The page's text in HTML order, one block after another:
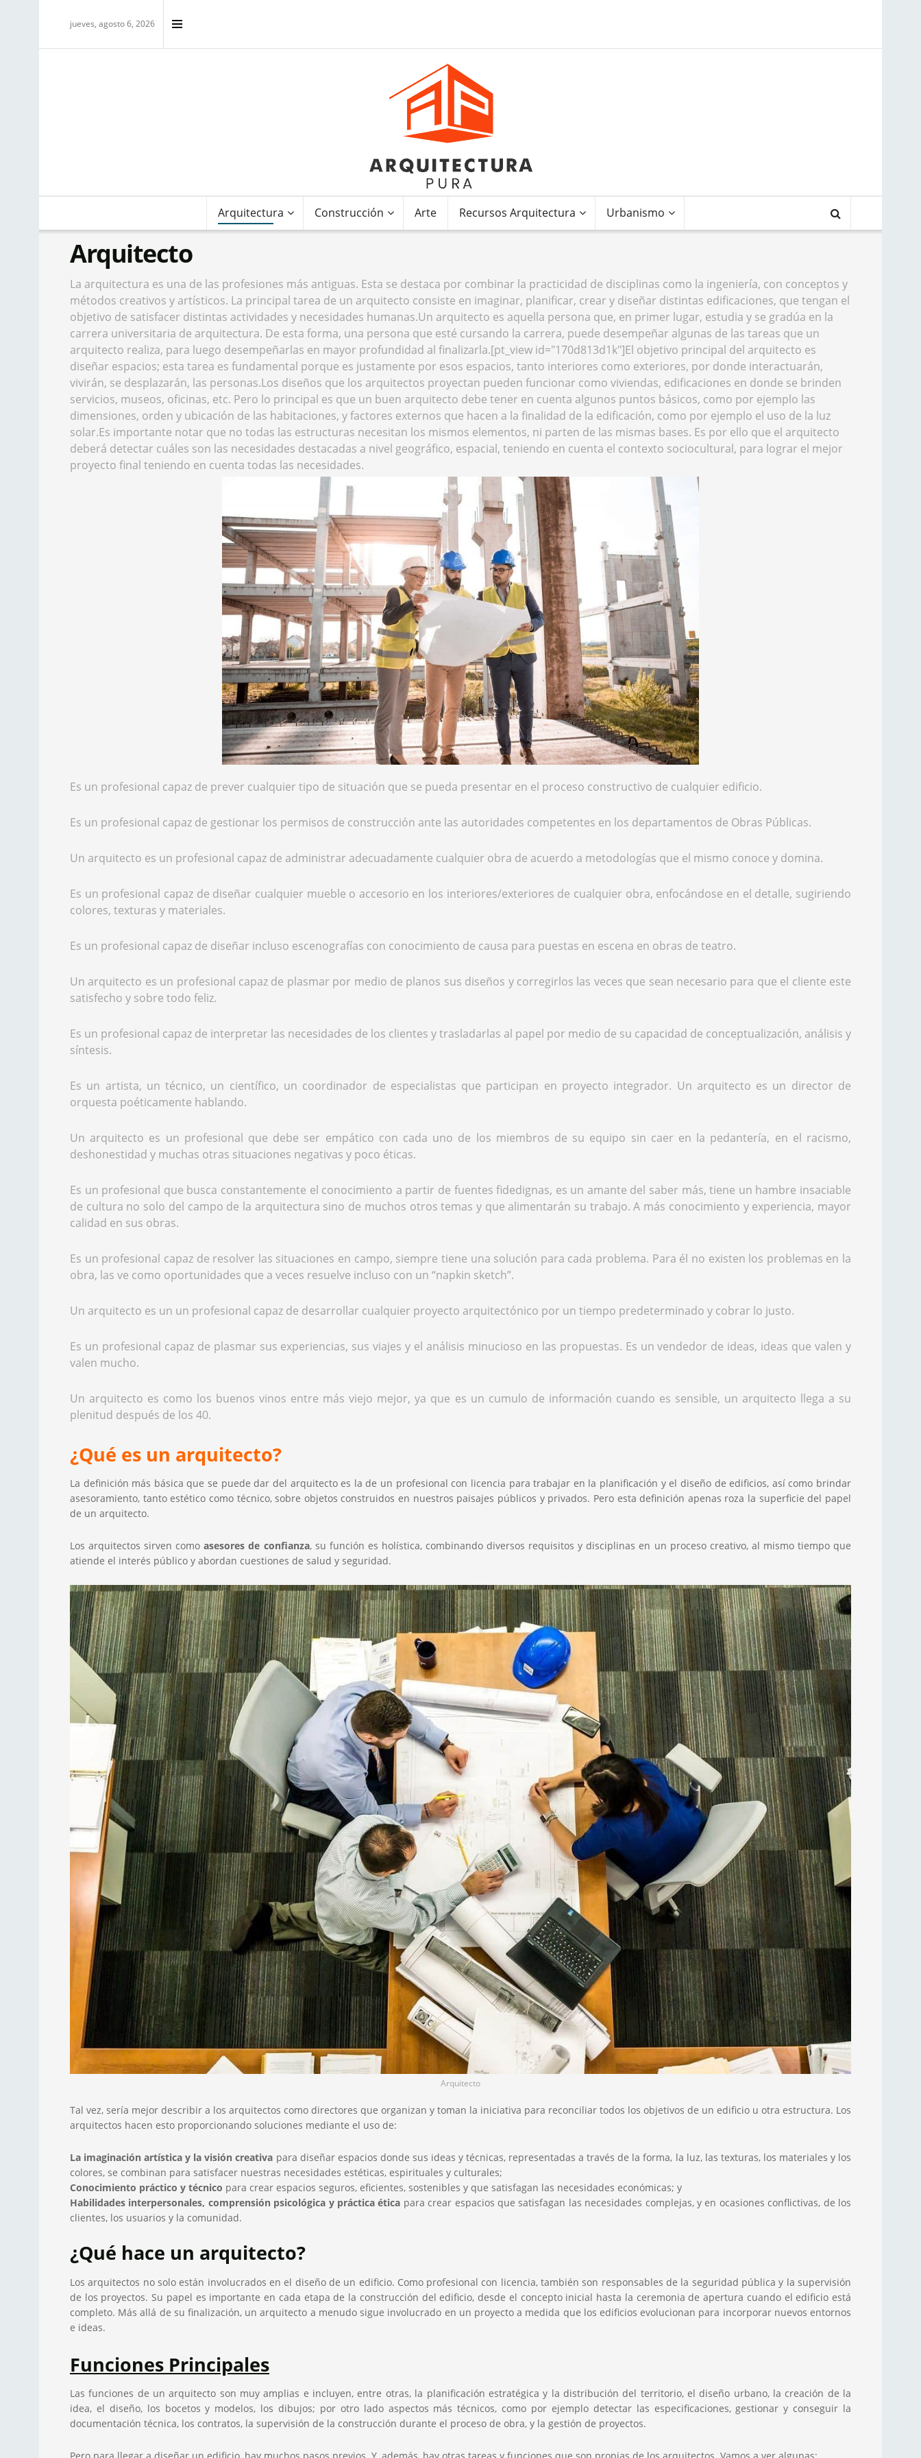
jueves, agosto 6, 2026
Arquitectura Construcción Arte Recursos Arquitectura Urbanismo
Arquitecto
La arquitectura es una de las profesiones más antiguas. Esta se destaca por combinar la practicidad de disciplinas como la ingeniería, con conceptos y
métodos creativos y artísticos. La principal tarea de un arquitecto consiste en imaginar, planificar, crear y diseñar distintas edificaciones, que tengan el
objetivo de satisfacer distintas actividades y necesidades humanas.Un arquitecto es aquella persona que, en primer lugar, estudia y se gradúa en la
carrera universitaria de arquitectura. De esta forma, una persona que esté cursando la carrera, puede desempeñar algunas de las tareas que un
arquitecto realiza, para luego desempeñarlas en mayor profundidad al finalizarla.[pt_view id="170d813d1k"]El objetivo principal del arquitecto es
diseñar espacios; esta tarea es fundamental porque es justamente por esos espacios, tanto interiores como exteriores, por donde interactuarán,
vivirán, se desplazarán, las personas.Los diseños que los arquitectos proyectan pueden funcionar como viviendas, edificaciones en donde se brinden
servicios, museos, oficinas, etc. Pero lo principal es que un buen arquitecto debe tener en cuenta algunos puntos básicos, como por ejemplo las
dimensiones, orden y ubicación de las habitaciones, y factores externos que hacen a la finalidad de la edificación, como por ejemplo el uso de la luz
solar.Es importante notar que no todas las estructuras necesitan los mismos elementos, ni parten de las mismas bases. Es por ello que el arquitecto
deberá detectar cuáles son las necesidades destacadas a nivel geográfico, espacial, teniendo en cuenta el contexto sociocultural, para lograr el mejor
proyecto final teniendo en cuenta todas las necesidades.
Es un profesional capaz de prever cualquier tipo de situación que se pueda presentar en el proceso constructivo de cualquier edificio.
Es un profesional capaz de gestionar los permisos de construcción ante las autoridades competentes en los departamentos de Obras Públicas.
Un arquitecto es un profesional capaz de administrar adecuadamente cualquier obra de acuerdo a metodologías que el mismo conoce y domina.
Es un profesional capaz de diseñar cualquier mueble o accesorio en los interiores/exteriores de cualquier obra, enfocándose en el detalle, sugiriendo
colores, texturas y materiales.
Es un profesional capaz de diseñar incluso escenografías con conocimiento de causa para puestas en escena en obras de teatro.
Un arquitecto es un profesional capaz de plasmar por medio de planos sus diseños y corregirlos las veces que sean necesario para que el cliente este
satisfecho y sobre todo feliz.
Es un profesional capaz de interpretar las necesidades de los clientes y trasladarlas al papel por medio de su capacidad de conceptualización, análisis y
síntesis.
Es un artista, un técnico, un científico, un coordinador de especialistas que participan en proyecto integrador. Un arquitecto es un director de
orquesta poéticamente hablando.
Un arquitecto es un profesional que debe ser empático con cada uno de los miembros de su equipo sin caer en la pedantería, en el racismo,
deshonestidad y muchas otras situaciones negativas y poco éticas.
Es un profesional que busca constantemente el conocimiento a partir de fuentes fidedignas, es un amante del saber más, tiene un hambre insaciable
de cultura no solo del campo de la arquitectura sino de muchos otros temas y que alimentarán su trabajo. A más conocimiento y experiencia, mayor
calidad en sus obras.
Es un profesional capaz de resolver las situaciones en campo, siempre tiene una solución para cada problema. Para él no existen los problemas en la
obra, las ve como oportunidades que a veces resuelve incluso con un “napkin sketch”.
Un arquitecto es un un profesional capaz de desarrollar cualquier proyecto arquitectónico por un tiempo predeterminado y cobrar lo justo.
Es un profesional capaz de plasmar sus experiencias, sus viajes y el análisis minucioso en las propuestas. Es un vendedor de ideas, ideas que valen y
valen mucho.
Un arquitecto es como los buenos vinos entre más viejo mejor, ya que es un cumulo de información cuando es sensible, un arquitecto llega a su
plenitud después de los 40.
¿Qué es un arquitecto?
La definición más básica que se puede dar del arquitecto es la de un profesional con licencia para trabajar en la planificación y el diseño de edificios, así como brindar
asesoramiento, tanto estético como técnico, sobre objetos construidos en nuestros paisajes públicos y privados. Pero esta definición apenas roza la superficie del papel
de un arquitecto.
Los arquitectos sirven comoasesores de confianza, su función es holística, combinando diversos requisitos y disciplinas en un proceso creativo, al mismo tiempo que
atiende el interés público y abordan cuestiones de salud y seguridad.
Arquitecto
Tal vez, sería mejor describir a los arquitectos como directores que organizan y toman la iniciativa para reconciliar todos los objetivos de un edificio u otra estructura. Los
arquitectos hacen esto proporcionando soluciones mediante el uso de:
La imaginación artística y la visión creativa para diseñar espacios donde sus ideas y técnicas, representadas a través de la forma, la luz, las texturas, los materiales y los
colores, se combinan para satisfacer nuestras necesidades estéticas, espirituales y culturales;
Conocimiento práctico y técnico para crear espacios seguros, eficientes, sostenibles y que satisfagan las necesidades económicas; y
Habilidades interpersonales, comprensión psicológica y práctica ética para crear espacios que satisfagan las necesidades complejas, y en ocasiones conflictivas, de los
clientes, los usuarios y la comunidad.
¿Qué hace un arquitecto?
Los arquitectos no solo están involucrados en el diseño de un edificio. Como profesional con licencia, también son responsables de la seguridad pública y la supervisión
de los proyectos. Su papel es importante en cada etapa de la construcción del edificio, desde el concepto inicial hasta la ceremonia de apertura cuando el edificio está
completo. Más allá de su finalización, un arquitecto a menudo sigue involucrado en un proyecto a medida que los edificios evolucionan para incorporar nuevos entornos
e ideas.
Funciones Principales
Las funciones de un arquitecto son muy amplias e incluyen, entre otras, la planificación estratégica y la distribución del territorio, el diseño urbano, la creación de la
idea, el diseño, los bocetos y modelos, los dibujos; por otro lado aspectos más técnicos, como por ejemplo detectar las especificaciones, gestionar y conseguir la
documentación técnica, los contratos, la supervisión de la construcción durante el proceso de obra, y la gestión de proyectos.